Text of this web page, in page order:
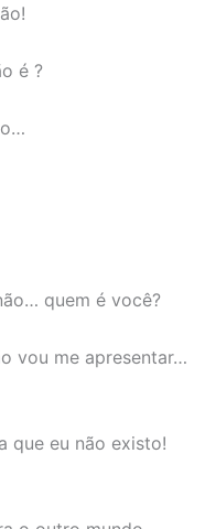
é ?
quem é você?
vou me apresentar…
que eu não existo!